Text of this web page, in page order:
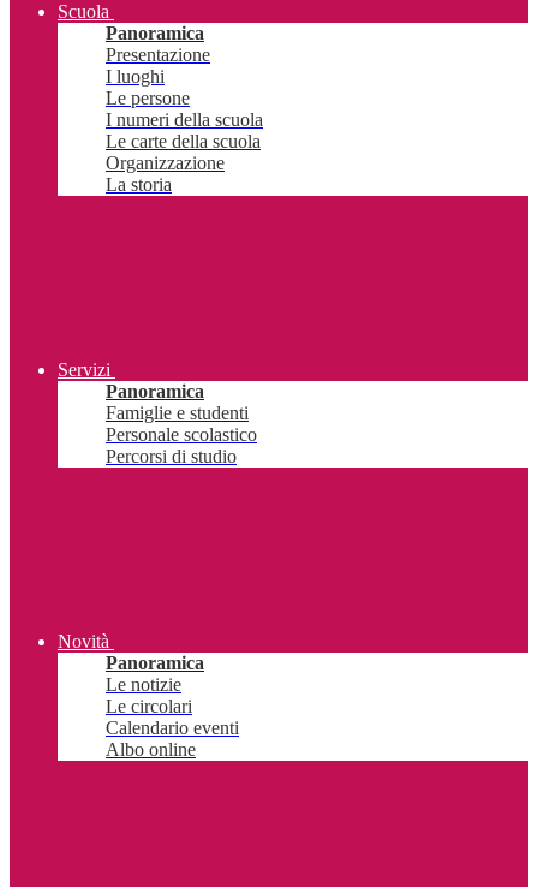
Scuola
Panoramica
Presentazione
I luoghi
Le persone
I numeri della scuola
Le carte della scuola
Organizzazione
La storia
Servizi
Panoramica
Famiglie e studenti
Personale scolastico
Percorsi di studio
Novità
Panoramica
Le notizie
Le circolari
Calendario eventi
Albo online